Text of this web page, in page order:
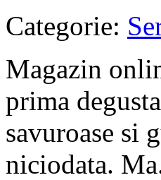
Categorie:
Magazin
prima
savuroase si
niciodata.